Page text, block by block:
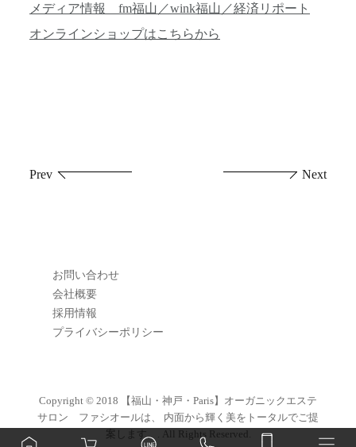
メディア情報 fm福山／wink福山／経済リポート
オンラインショップはこちらから
ン
Prev Next
お問い合わせ
会社概要
採用情報
プライバシーポリシー
Copyright © 2018
【福山・神戸・Paris】オーガニックエステ
サロン ファシオールは、 内面から輝く美をトータルでご提
案します。
. All Rights Reserved.